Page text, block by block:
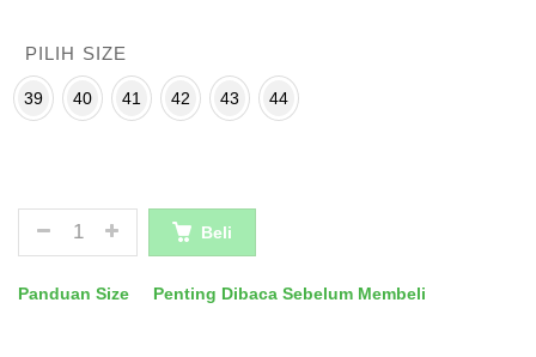
PILIH SIZE
39 40 41 42 43 44
JUMLAH Beli
Panduan Size Penting Dibaca Sebelum Membeli